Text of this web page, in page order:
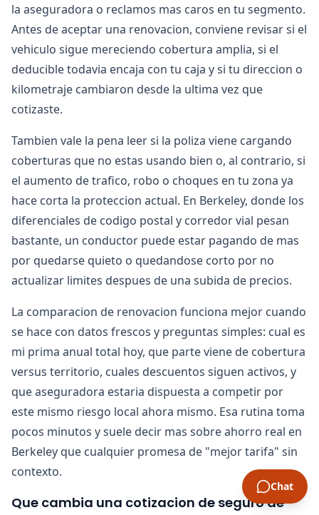
la aseguradora o reclamos mas caros en tu segmento.
Antes de aceptar una renovacion, conviene revisar si el
vehiculo sigue mereciendo cobertura amplia, si el
deducible todavia encaja con tu caja y si tu direccion o
kilometraje cambiaron desde la ultima vez que
cotizaste.
Tambien vale la pena leer si la poliza viene cargando
coberturas que no estas usando bien o, al contrario, si
el aumento de trafico, robo o choques en tu zona ya
hace corta la proteccion actual. En Berkeley, donde los
diferenciales de codigo postal y corredor vial pesan
bastante, un conductor puede estar pagando de mas
por quedarse quieto o quedandose corto por no
actualizar limites despues de una subida de precios.
La comparacion de renovacion funciona mejor cuando
se hace con datos frescos y preguntas simples: cual es
mi prima anual total hoy, que parte viene de cobertura
versus territorio, cuales descuentos siguen activos, y
que aseguradora estaria dispuesta a competir por
este mismo riesgo local ahora mismo. Esa rutina toma
pocos minutos y suele decir mas sobre ahorro real en
Berkeley que cualquier promesa de "mejor tarifa" sin
contexto.
Que cambia una cotizacion de seguro de
Chat